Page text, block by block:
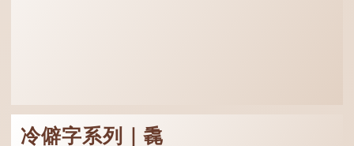
冷僻字系列｜毳